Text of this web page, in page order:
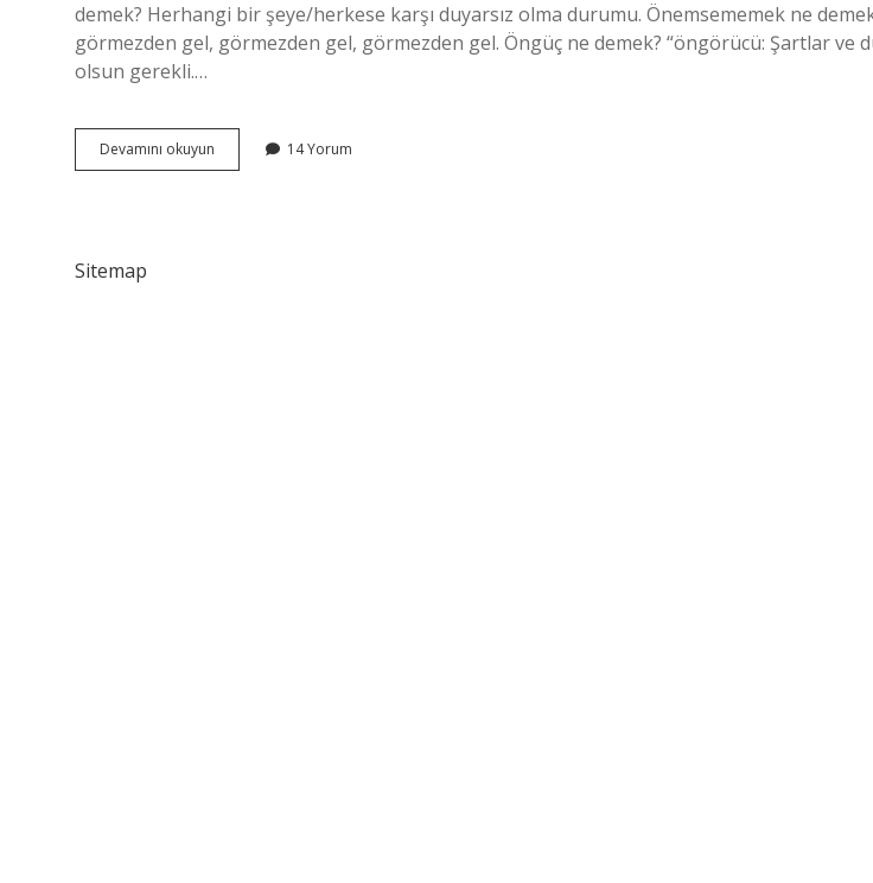
demek? Herhangi bir şeye/herkese karşı duyarsız olma durumu. Önemsememek ne
görmezden gel, görmezden gel, görmezden gel. Öngüç ne demek? “öngörücü: Şartlar ve
olsun gerekli.…
Devamını okuyun Önsemek
Ne
14 Yorum
Sitemap